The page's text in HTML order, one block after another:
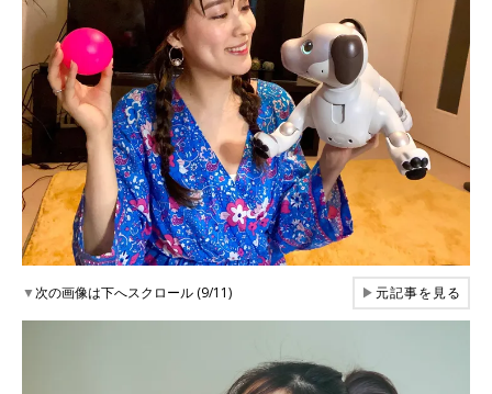
▼次の画像は下へスクロール (9/11) ▶元記事を見る